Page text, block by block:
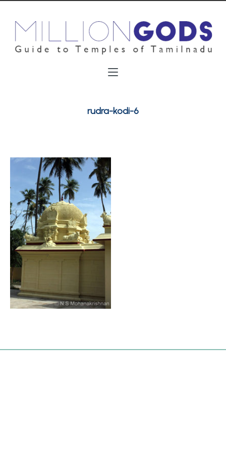
rudra-kodi-6